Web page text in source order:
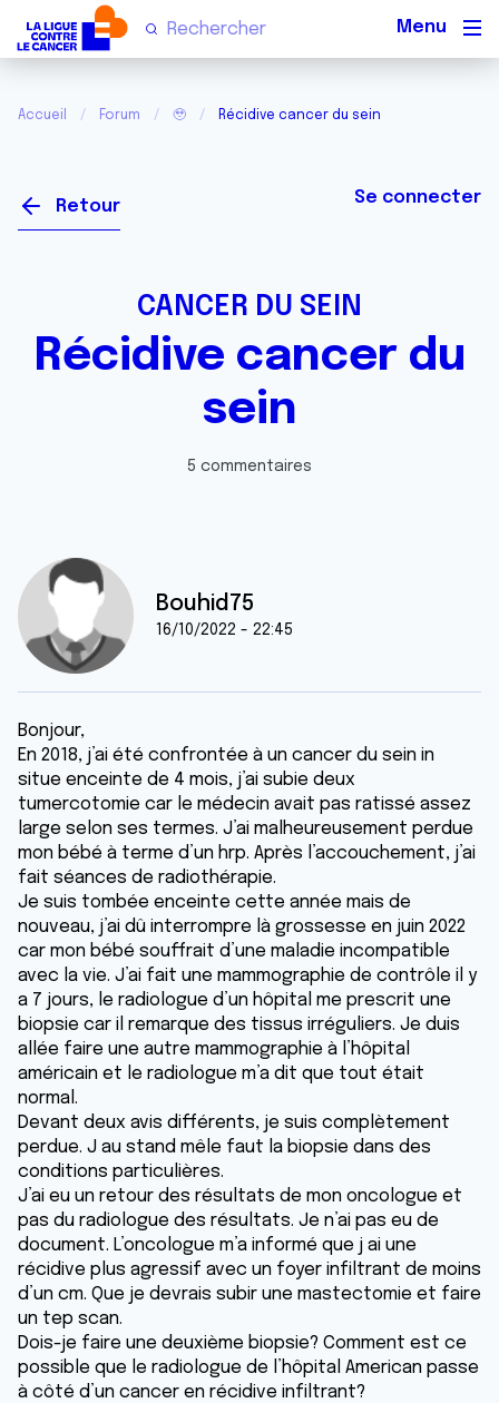
Accueil Forum 🥹 Récidive cancer du sein
Retour Se connecter
CANCER DU SEIN
Récidive cancer du
sein
5 commentaires
Bouhid75
16/10/2022 - 22:45
Bonjour,
En 2018, j’ai été confrontée à un cancer du sein in
situe enceinte de 4 mois, j’ai subie deux
tumercotomie car le médecin avait pas ratissé assez
large selon ses termes. J’ai malheureusement perdue
mon bébé à terme d’un hrp. Après l’accouchement, j’ai
fait séances de radiothérapie.
Je suis tombée enceinte cette année mais de
nouveau, j’ai dû interrompre là grossesse en juin 2022
car mon bébé souffrait d’une maladie incompatible
avec la vie. J’ai fait une mammographie de contrôle il y
a 7 jours, le radiologue d’un hôpital me prescrit une
biopsie car il remarque des tissus irréguliers. Je duis
allée faire une autre mammographie à l’hôpital
américain et le radiologue m’a dit que tout était
normal.
Devant deux avis différents, je suis complètement
perdue. J au stand mêle faut la biopsie dans des
conditions particulières.
J’ai eu un retour des résultats de mon oncologue et
pas du radiologue des résultats. Je n’ai pas eu de
document. L’oncologue m’a informé que j ai une
récidive plus agressif avec un foyer infiltrant de moins
d’un cm. Que je devrais subir une mastectomie et faire
un tep scan.
Dois-je faire une deuxième biopsie? Comment est ce
possible que le radiologue de l’hôpital American passe
à côté d’un cancer en récidive infiltrant?